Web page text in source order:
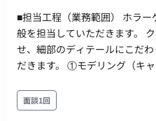
面での最適なソリューション
密に連携し、デザインの実装をサポ
ビスの把握 ・競合他社のデザ
し、当社サービスの改善点や
略を策定します。 ■採用技術 フロント：React, MUI, TypeScript
バックエンド：Node,
ジニアとコミュ ニケーション
利用ツール デザイン：Figma
Notion、Google Drive コミュニケー
始日：2026年4月 リモート可
■担当工程（業務範囲） ホラ
般を担当していただきます。
せ、細部のディテールにこだ
だきます。 ①モデリング（キャラクター・怪異・背景・環境・
グ・アニメーション ■チーム体制 責任者：1名 エンジニア：2名
シナリオライター/編集：2名
面談1回